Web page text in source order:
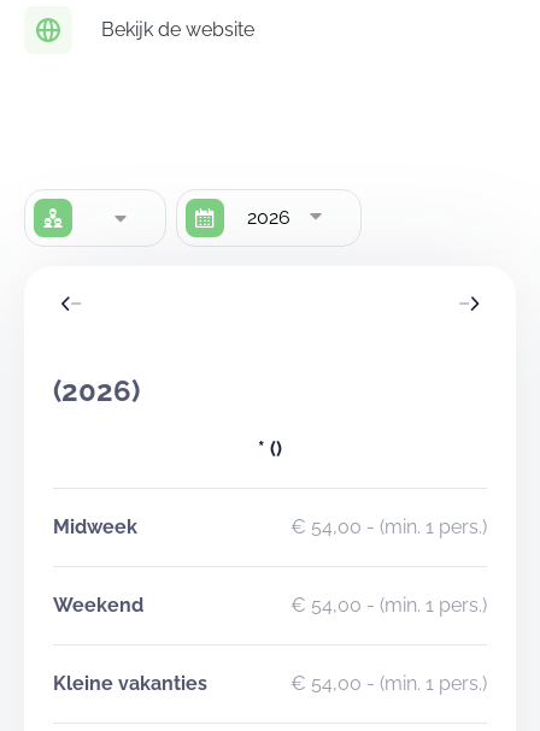
inbegrepen is.Bekijk de website
2026
(2026)
* ()
Midweek € 54,00 - (min. 1 pers.)
Weekend € 54,00 - (min. 1 pers.)
Kleine vakanties € 54,00 - (min. 1 pers.)